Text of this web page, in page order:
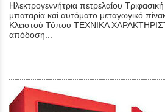
Ηλεκτρογεννήτρια πετρελαίου
μπαταρία καί αυτόματο μεταγωγικό
Κλειστού Τύπου ΤΕΧΝΙΚΑ
απόδοση...